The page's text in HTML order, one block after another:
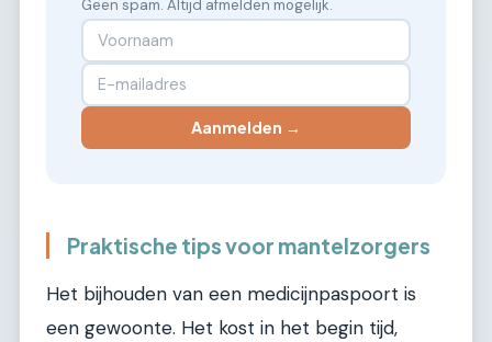
Geen spam. Altijd afmelden mogelijk.
Aanmelden →
Praktische tips voor mantelzorgers
Het bijhouden van een medicijnpaspoort is
een gewoonte. Het kost in het begin tijd,